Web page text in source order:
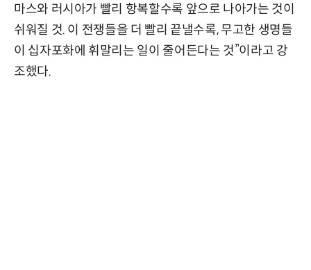
마스와 러시아가 빨리 항복할수록 앞으로 나아가는 것이
쉬워질 것. 이 전쟁들을 더 빨리 끝낼수록, 무고한 생명들
이 십자포화에 휘말리는 일이 줄어든다는 것”이라고 강
조했다.